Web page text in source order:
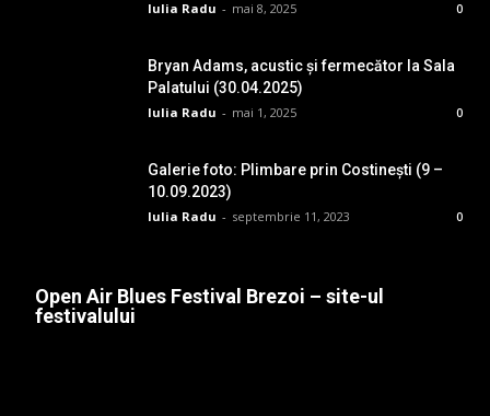
Iulia Radu - mai 8, 2025 0
Bryan Adams, acustic și fermecător la Sala
Palatului (30.04.2025)
Iulia Radu - mai 1, 2025 0
Galerie foto: Plimbare prin Costinești (9 –
10.09.2023)
Iulia Radu - septembrie 11, 2023 0
Open Air Blues Festival Brezoi – site-ul
festivalului